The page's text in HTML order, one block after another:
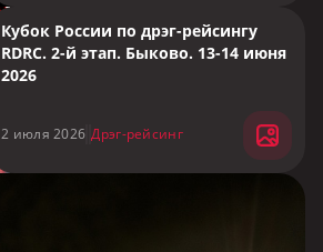
Кубок России по дрэг-рейсингу
RDRC. 2-й этап. Быково. 13-14 июня
2026
2 июля 2026 Дрэг-рейсинг